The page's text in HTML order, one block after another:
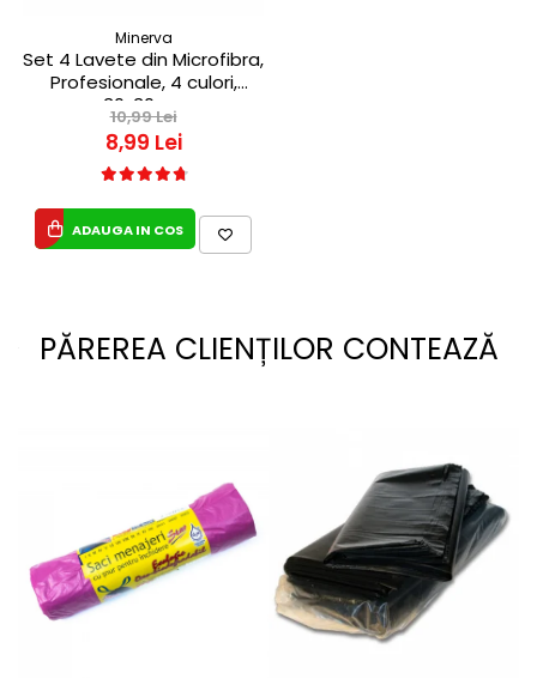
Minerva
Set 4 Lavete din Microfibra,
Profesionale, 4 culori,
30x30cm
10,99 Lei
8,99 Lei
ADAUGA IN COS
PĂREREA CLIENȚILOR CONTEAZĂ